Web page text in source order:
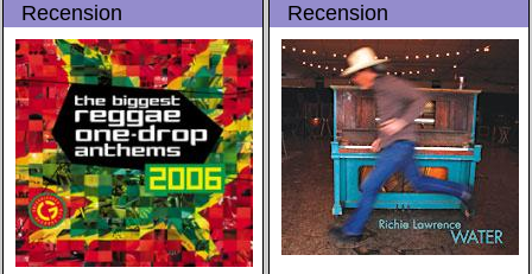
Recension Recension